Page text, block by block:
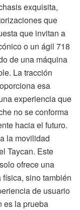
exquisita,
que
que invitan a
o un ágil 718
de una máquina
La tracción
esa
experiencia que
no se conforma
hacia el futuro.
la movilidad
Taycan. Este
ofrece una
sino también
de usuario
es la prueba